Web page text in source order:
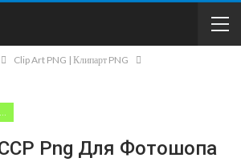
Clip Art PNG | Клипарт PNG
Png Для Фотошопа